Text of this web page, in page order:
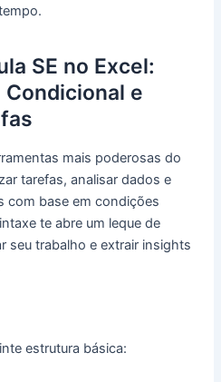
SE no Excel:
Condicional e
mais poderosas do
tarefas, analisar dados e
com base em condições
te abre um leque de
seu trabalho e extrair insights
estrutura básica: